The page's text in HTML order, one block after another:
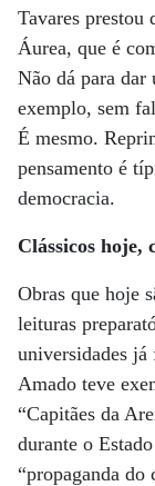
Tavares
Áurea, que é
Não dá para
exemplo, sem
É mesmo.
pensamento é
democracia.
Clássicos hoje,
Obras que hoje
leituras
universidades já
Amado teve
“Capitães da
durante o
“propaganda do